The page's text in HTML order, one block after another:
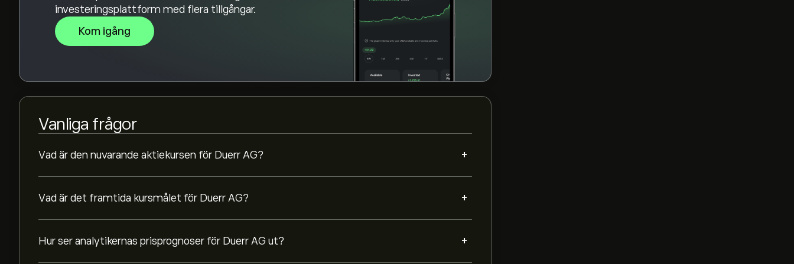
investeringsplattform med flera tillgångar.
Kom igång
Vanliga frågor
Vad är den nuvarande aktiekursen för Duerr AG? +
Vad är det framtida kursmålet för Duerr AG? +
Hur ser analytikernas prisprognoser för Duerr AG ut? +